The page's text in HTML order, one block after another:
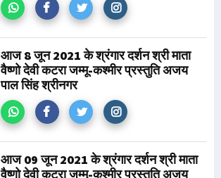
आज 8 जून 2021 के श्रंगार दर्शन श्री माता
वैष्णो देवी कटरा जम्मू-कश्मीर प्रस्तुति अजय
पाल सिंह श्रीनगर
आज 09 जून 2021 के श्रंगार दर्शन श्री माता
वैष्णो देवी कटरा जम्मू-कश्मीर प्रस्तुति अजय